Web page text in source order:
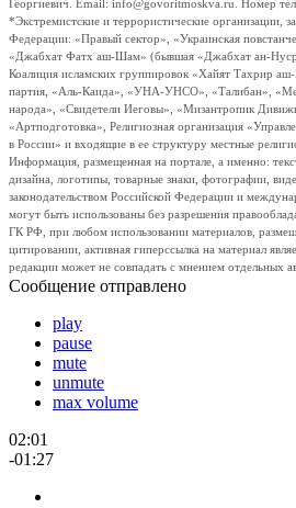
Георгиевич. Email: info@govoritmoskva.ru. Номер
*Экстремистские и террористические организации,
Федерации: «Правый сектор», «Украинская
«Джабхат Фатх аш-Шам» (бывшая «Джабхат ан-
Коалиция исламских группировок «Хайят Тахрир
партия, «Аль-Каида», «УНА-УНСО», «Талибан»,
народа», «Свидетели Иеговы», «Мизантропик
«Артподготовка», Религиозная организация
в России» и входящие в ее структуру местные
Информация, размещенная на портале, а именно:
дизайна, логотипы, товарные знаки, фотографии,
законодательством Российской Федерации и
могут быть использованы без разрешения
ГК РФ, при любом использовании материалов,
цитировании, активная гиперссылка на материал
редакции может не совпадать с мнением отдельных
Сообщение отправлено
play
pause
mute
unmute
max volume
02:01
-01:27